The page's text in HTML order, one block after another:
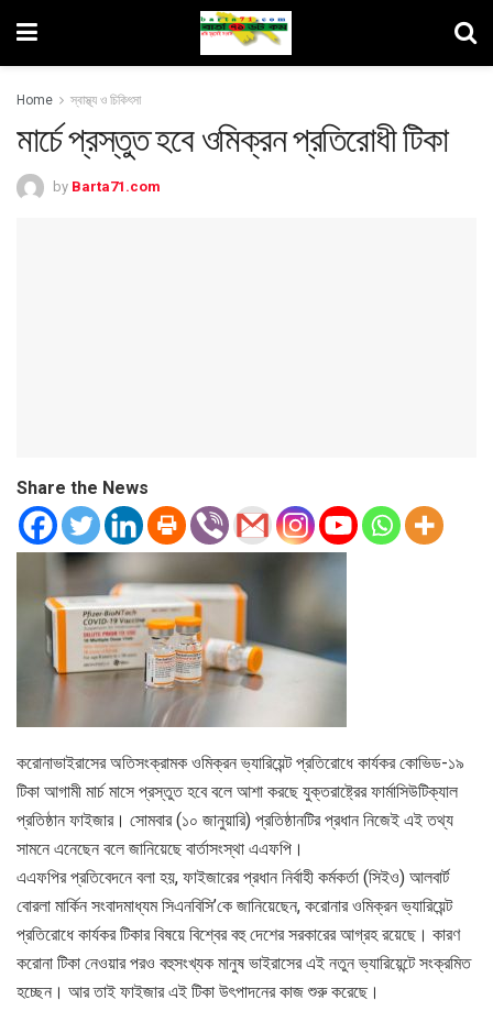
Home স্বাস্থ্য ও চিকিৎসা
মার্চে প্রস্তুত হবে ওমিক্রন প্রতিরোধী টিকা
by Barta71.com
Share the News
করোনাভাইরাসের অতিসংক্রামক ওমিক্রন ভ্যারিয়েন্ট প্রতিরোধে কার্যকর কোভিড-১৯
টিকা আগামী মার্চ মাসে প্রস্তুত হবে বলে আশা করছে যুক্তরাষ্ট্রের ফার্মাসিউটিক্যাল
প্রতিষ্ঠান ফাইজার। সোমবার (১০ জানুয়ারি) প্রতিষ্ঠানটির প্রধান নিজেই এই তথ্য
সামনে এনেছেন বলে জানিয়েছে বার্তাসংস্থা এএফপি।
এএফপির প্রতিবেদনে বলা হয়, ফাইজারের প্রধান নির্বাহী কর্মকর্তা (সিইও) আলবার্ট
বোরলা মার্কিন সংবাদমাধ্যম সিএনবিসি’কে জানিয়েছেন, করোনার ওমিক্রন ভ্যারিয়েন্ট
প্রতিরোধে কার্যকর টিকার বিষয়ে বিশ্বের বহু দেশের সরকারের আগ্রহ রয়েছে। কারণ
করোনা টিকা নেওয়ার পরও বহুসংখ্যক মানুষ ভাইরাসের এই নতুন ভ্যারিয়েন্টে সংক্রমিত
হচ্ছেন। আর তাই ফাইজার এই টিকা উৎপাদনের কাজ শুরু করেছে।